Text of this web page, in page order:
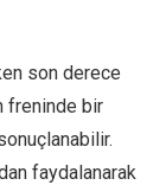
son derece
freninde bir
faydalanarak